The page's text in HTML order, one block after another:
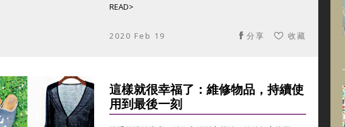
READ>
2020 Feb 19 收藏
分享
這樣就很幸福了：維修物品，持續使
用到最後一刻